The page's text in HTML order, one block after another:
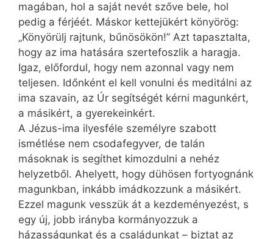
magában, hol a saját nevét szőve bele, hol
pedig a férjéét. Máskor kettejükért könyörög:
„Könyörülj rajtunk, bűnösökön!” Azt tapasztalta,
hogy az ima hatására szertefoszlik a haragja.
Igaz, előfordul, hogy nem azonnal vagy nem
teljesen. Időnként el kell vonulni és meditálni az
ima szavain, az Úr segítségét kérni magunkért,
a másikért, a gyerekeinkért.
A Jézus-ima ilyesféle személyre szabott
ismétlése nem csodafegyver, de talán
másoknak is segíthet kimozdulni a nehéz
helyzetből. Ahelyett, hogy dühösen fortyognánk
magunkban, inkább imádkozzunk a másikért.
Ezzel magunk vesszük át a kezdeményezést, s
egy új, jobb irányba kormányozzuk a
házasságunkat és a családunkat – biztat az